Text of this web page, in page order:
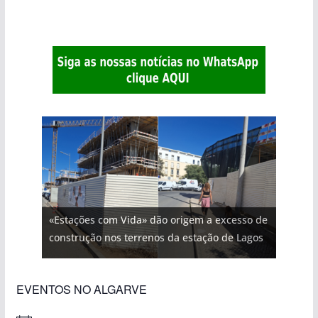
«Estações com Vida» dão origem a excesso de
construção nos terrenos da estação de Lagos
EVENTOS NO ALGARVE